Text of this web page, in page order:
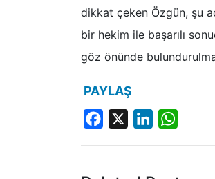
dikkat çeken Özgün, şu
bir hekim ile başarılı
göz önünde
PAYLAŞ
Facebook LinkedIn